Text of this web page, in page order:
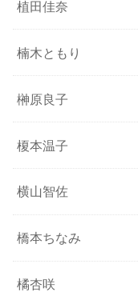
植田佳奈
楠木ともり
榊原良子
榎本温子
横山智佐
橋本ちなみ
橘杏咲